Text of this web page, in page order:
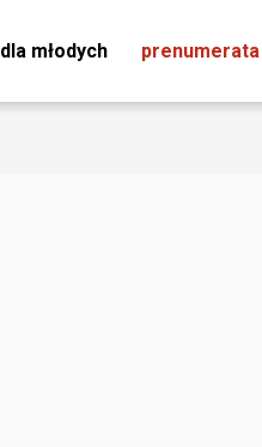
dla młodych prenumerata